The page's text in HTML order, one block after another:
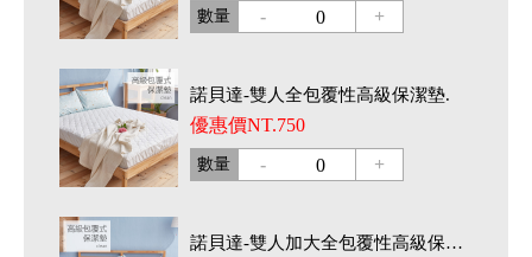
數量 - 0 +
諾貝達-雙人全包覆性高級保潔墊.
優惠價NT.750
數量 - 0 +
諾貝達-雙人加大全包覆性高級保潔墊.